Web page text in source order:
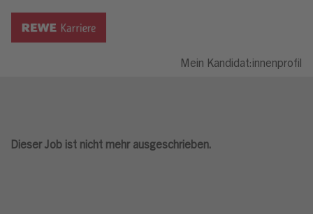
Mein Kandidat:innenprofil
Dieser Job ist nicht mehr ausgeschrieben.